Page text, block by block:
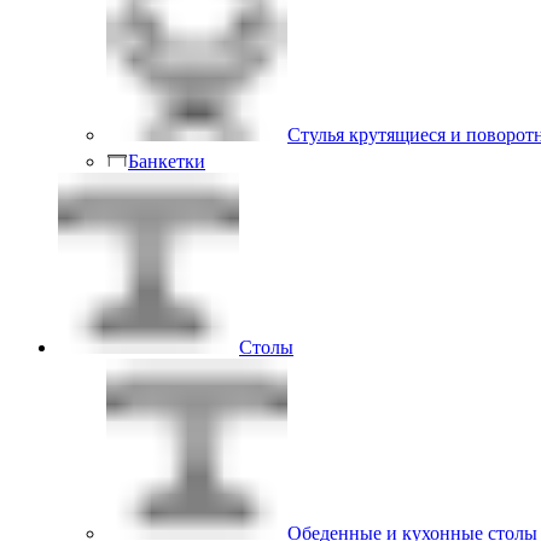
Стулья крутящиеся и
Банкетки
Столы
Обеденные и кухонные столы